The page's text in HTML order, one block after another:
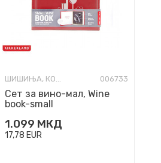
ШИШИЊА, КОЛБИ И ОТВАРАЧИ 006733
Сет за вино-мал, Wine
book-small
1.099 МКД
17,78 EUR